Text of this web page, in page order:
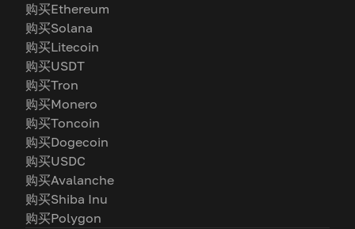
购买Ethereum
购买Solana
购买Litecoin
购买USDT
购买Tron
购买Monero
购买Toncoin
购买Dogecoin
购买USDC
购买Avalanche
购买Shiba Inu
购买Polygon